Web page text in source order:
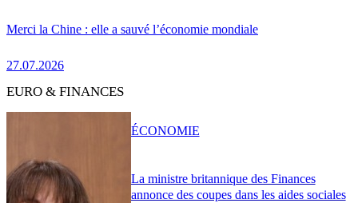
Merci la Chine : elle a sauvé l’économie mondiale
27.07.2026
EURO & FINANCES
La ministre britannique des Finances
annonce des coupes dans les aides sociales
ÉCONOMIE